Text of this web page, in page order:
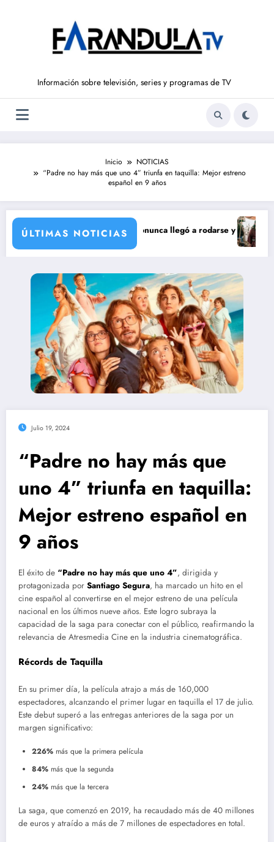
Información sobre televisión, series y programas de TV
Inicio
NOTICIAS
“Padre no hay más que uno 4” triunfa en taquilla: Mejor estreno
español en 9 años
ÚLTIMAS NOTICIAS
de María Castro
Carmina Ordóñez que nunca llegó a rodarse y que convertía a
‘Sandokán’
Julio 19, 2024
“Padre no hay más que
uno 4” triunfa en taquilla:
Mejor estreno español en
9 años
El éxito de “Padre no hay más que uno 4”, dirigida y
protagonizada por Santiago Segura, ha marcado un hito en el
cine español al convertirse en el mejor estreno de una película
nacional en los últimos nueve años. Este logro subraya la
capacidad de la saga para conectar con el público, reafirmando la
relevancia de Atresmedia Cine en la industria cinematográfica.
Récords de Taquilla
En su primer día, la película atrajo a más de 160,000
espectadores, alcanzando el primer lugar en taquilla el 17 de julio.
Este debut superó a las entregas anteriores de la saga por un
margen significativo:
226% más que la primera película
84% más que la segunda
24% más que la tercera
La saga, que comenzó en 2019, ha recaudado más de 40 millones
de euros y atraído a más de 7 millones de espectadores en total.